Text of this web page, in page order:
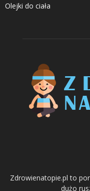
Olejki do ciała
Zdrowienatopie.pl to
dużo